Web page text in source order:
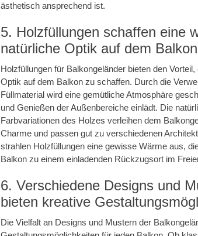
ästhetisch ansprechend ist.
5. Holzfüllungen schaffen eine
natürliche Optik auf dem
Holzfüllungen für Balkongeländer bieten den
Optik auf dem Balkon zu schaffen. Durch die
Füllmaterial wird eine gemütliche Atmosphäre
und Genießen der Außenbereiche einlädt. Die
Farbvariationen des Holzes verleihen dem
Charme und passen gut zu verschiedenen
strahlen Holzfüllungen eine gewisse Wärme aus,
Balkon zu einem einladenden Rückzugsort im
6. Verschiedene Designs und
bieten kreative
Die Vielfalt an Designs und Mustern der